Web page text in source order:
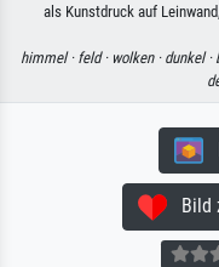
als Kunstdruck auf
himmel · feld · wolken · dunkel ·
Bild